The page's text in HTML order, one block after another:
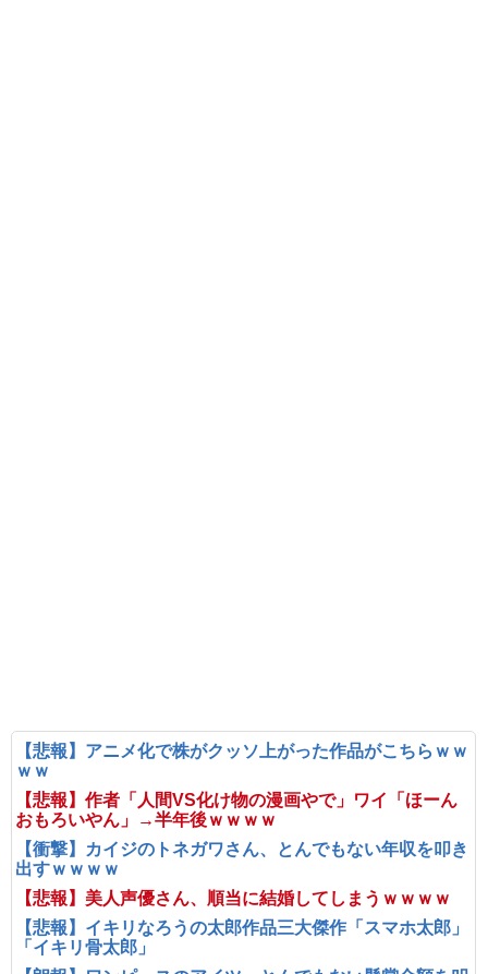
【悲報】アニメ化で株がクッソ上がった作品がこちらｗｗ
ｗｗ
【悲報】作者「人間VS化け物の漫画やで」ワイ「ほーん
おもろいやん」→半年後ｗｗｗｗ
【衝撃】カイジのトネガワさん、とんでもない年収を叩き
出すｗｗｗｗ
【悲報】美人声優さん、順当に結婚してしまうｗｗｗｗ
【悲報】イキリなろうの太郎作品三大傑作「スマホ太郎」
「イキリ骨太郎」